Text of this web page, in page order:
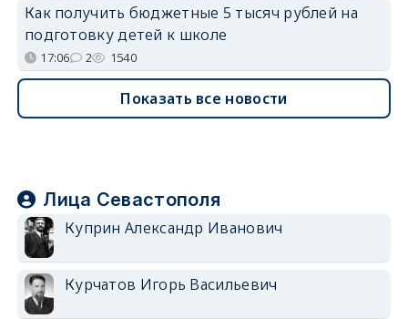
Как получить бюджетные 5 тысяч рублей на
подготовку детей к школе
17:06 2 1540
Показать все новости
Лица Севастополя
Куприн Александр Иванович
Курчатов Игорь Васильевич